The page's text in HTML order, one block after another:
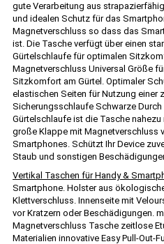
gute Verarbeitung aus
und idealen Schutz für das
Magnetverschluss so dass das
ist. Die Tasche verfügt über einen
Gürtelschlaufe für optimalen
Magnetverschluss Universal Größe
Sitzkomfort am Gürtel. Optimaler
elastischen Seiten für Nutzung einer
Sicherungsschlaufe Schwarze
Gürtelschlaufe ist die Tasche
große Klappe mit Magnetverschluss
Smartphones. Schützt Ihr Device
Staub und sonstigen
Vertikal Taschen für Handy &
Smartphone. Holster aus
Klettverschluss. Innenseite mit
vor Kratzern oder Beschädigungen.
Magnetverschluss Tasche zeitlose
Materialien innovative Easy Pull-Out-